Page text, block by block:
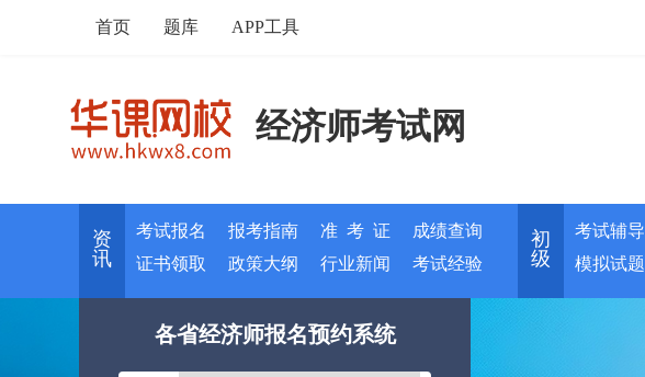
首页 题库 APP工具
经济师考试网
资
讯
考试报名 报考指南 准 考 证
成绩查询
证书领取
政策大纲 行业新闻 考试经验
初
级
考试辅导
模拟试题
各省经济师报名预约系统